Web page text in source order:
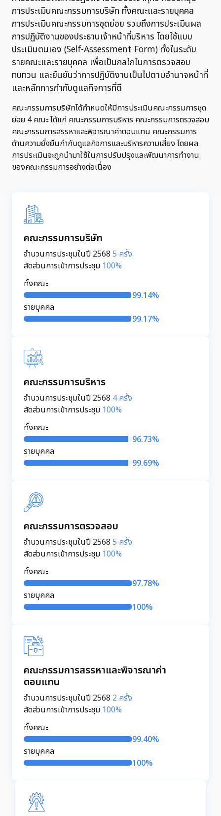
การประเมินคณะกรรมการบริษัท ทั้งคณะและรายบุคคล
การประเมินคณะกรรมการชุดย่อย รวมถึงการประเมินผล
การปฏิบัติงานของประธานเจ้าหน้าที่บริหาร โดยใช้แบบ
ประเมินตนเอง (Self-Assessment Form) ทั้งในระดับ
รายคณะและรายบุคคล เพื่อเป็นกลไกในการตรวจสอบ
ทบทวน และยืนยันว่าการปฏิบัติงานเป็นไปตามอำนาจหน้าที่
และหลักการกำกับดูแลกิจการที่ดี
คณะกรรมการบริษัทได้กำหนดให้มีการประเมินคณะกรรมการชุด
ย่อย 4 คณะ ได้แก่ คณะกรรมการบริหาร คณะกรรมการตรวจสอบ
คณะกรรมการสรรหาและพิจารณาค่าตอบแทน คณะกรรมการ
ด้านความยั่งยืนกำกับดูแลกิจการและบริหารความเสี่ยง โดยผล
การประเมินจะถูกนำมาใช้ในการปรับปรุงและพัฒนาการทำงาน
ของคณะกรรมการอย่างต่อเนื่อง
คณะกรรมการบริษัท
จำนวนการประชุมในปี 2568 5 ครั้ง
สัดส่วนการเข้าการประชุม 100%
ทั้งคณะ
99.14%
รายบุคคล
99.17%
คณะกรรมการบริหาร
จำนวนการประชุมในปี 2568 4 ครั้ง
สัดส่วนการเข้าการประชุม 100%
ทั้งคณะ
96.73%
รายบุคคล
99.69%
คณะกรรมการตรวจสอบ
จำนวนการประชุมในปี 2568 5 ครั้ง
สัดส่วนการเข้าการประชุม 100%
ทั้งคณะ
97.78%
รายบุคคล
100%
คณะกรรมการสรรหาและพิจารณาค่า
ตอบแทน
จำนวนการประชุมในปี 2568 2 ครั้ง
สัดส่วนการเข้าการประชุม 100%
ทั้งคณะ
99.40%
รายบุคคล
100%